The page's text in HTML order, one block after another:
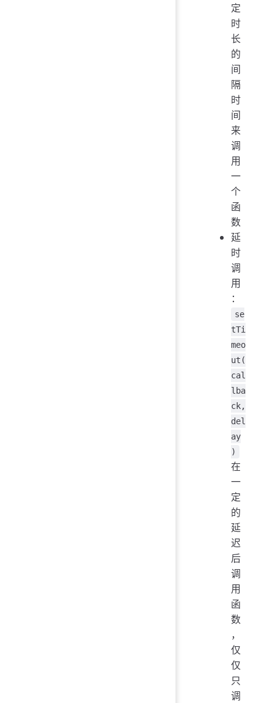
定
时
长
的
间
隔
时
间
来
调
用
一
个
函
数
延
时
调
用
：
se
tTi
meo
ut(
cal
lba
ck,
del
ay
)
在
一
定
的
延
迟
后
调
用
函
数
，
仅
仅
只
调